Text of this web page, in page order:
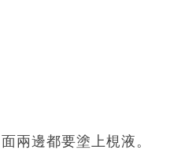
兩邊都要塗上梘液。